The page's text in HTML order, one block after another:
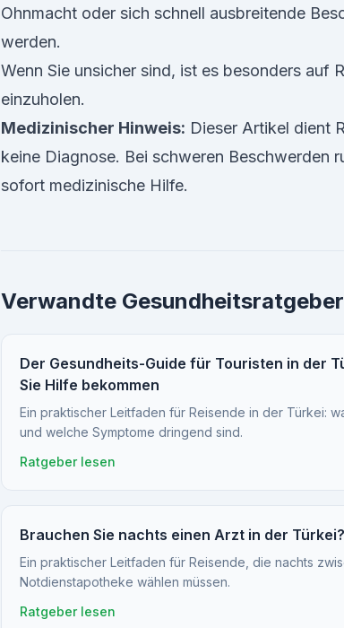
Ohnmacht oder sich schnell ausbreitende
werden.
Wenn Sie unsicher sind, ist es besonders auf
einzuholen.
Medizinischer Hinweis: Dieser Artikel dient
keine Diagnose. Bei schweren Beschwerden
sofort medizinische Hilfe.
Verwandte Gesundheitsratgeber
Der Gesundheits-Guide für Touristen in der
Sie Hilfe bekommen
Ein praktischer Leitfaden für Reisende in der Türkei:
und welche Symptome dringend sind.
Ratgeber lesen
Brauchen Sie nachts einen Arzt in der
Ein praktischer Leitfaden für Reisende, die nachts
Notdienstapotheke wählen müssen.
Ratgeber lesen